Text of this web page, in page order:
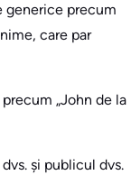
generice precum
care par
precum „John de la
și publicul dvs.